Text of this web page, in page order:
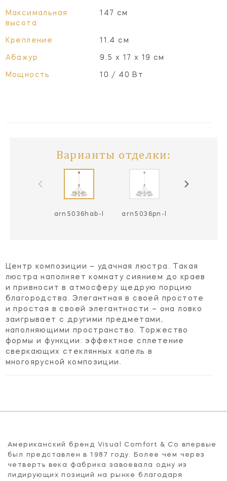
Максимальная
высота
147 см
Крепление 11.4 см
Абажур 9.5 х 17 х 19 см
Мощность 10 / 40 Вт
Варианты отделки:
arn5036hab-l arn5036pn-l
Центр композиции – удачная люстра. Такая
люстра наполняет комнату сиянием до краев
и привносит в атмосферу щедрую порцию
благородства. Элегантная в своей простоте
и простая в своей элегантности – она ловко
заигрывает с другими предметами,
наполняющими пространство. Торжество
формы и функции: эффектное сплетение
сверкающих стеклянных капель в
многоярусной композиции.
Американский бренд Visual Comfort & Co впервые
был представлен в 1987 году. Более чем через
четверть века фабрика завоевала одну из
лидирующих позиций на рынке благодаря